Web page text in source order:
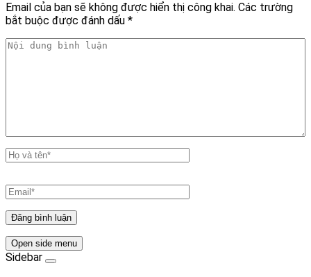
Email của bạn sẽ không được hiển thị công khai. Các trường
bắt buộc được đánh dấu *
Open side menu
Sidebar